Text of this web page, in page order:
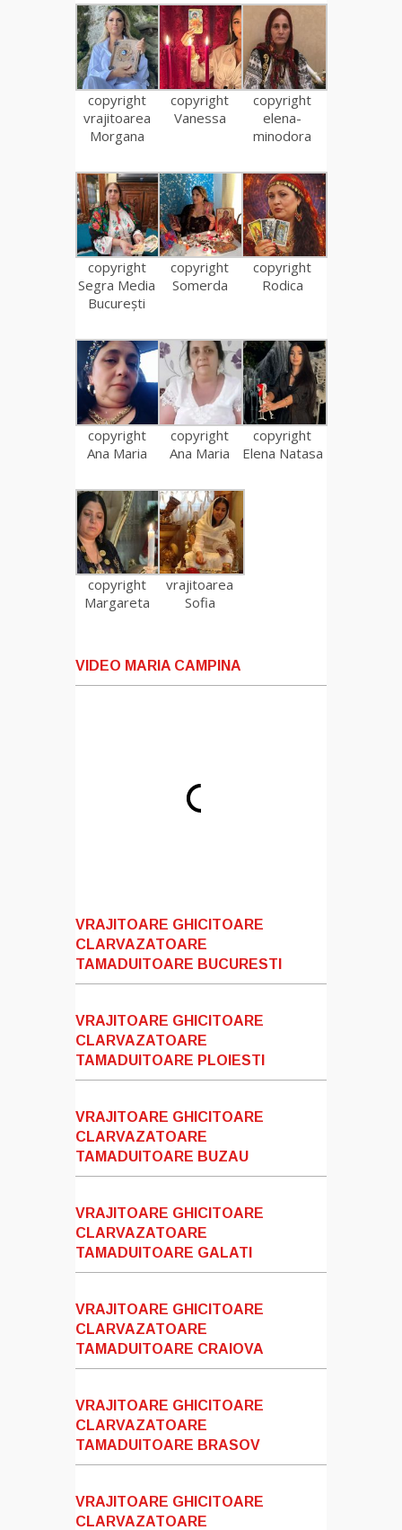
copyright
vrajitoarea
Morgana
copyright
Vanessa
copyright
elena-
minodora
copyright
Segra Media
București
copyright
Somerda
copyright
Rodica
copyright
Ana Maria
copyright
Ana Maria
copyright
Elena Natasa
copyright
Margareta
vrajitoarea
Sofia
VIDEO MARIA CAMPINA
VRAJITOARE GHICITOARE
CLARVAZATOARE
TAMADUITOARE BUCURESTI
VRAJITOARE GHICITOARE
CLARVAZATOARE
TAMADUITOARE PLOIESTI
VRAJITOARE GHICITOARE
CLARVAZATOARE
TAMADUITOARE BUZAU
VRAJITOARE GHICITOARE
CLARVAZATOARE
TAMADUITOARE GALATI
VRAJITOARE GHICITOARE
CLARVAZATOARE
TAMADUITOARE CRAIOVA
VRAJITOARE GHICITOARE
CLARVAZATOARE
TAMADUITOARE BRASOV
VRAJITOARE GHICITOARE
CLARVAZATOARE